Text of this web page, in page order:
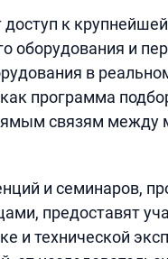
доступ к
оборудования и
в
программа
связям
и семинаров,
предоставят
и технической